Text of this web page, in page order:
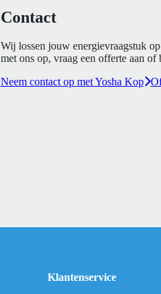
Contact
Wij lossen jouw energievraagstuk
met ons op, vraag een offerte aan of
Neem contact op met Yosha Kop
Klantenservice